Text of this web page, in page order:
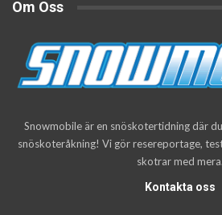
Om Oss
Snowmobile är en snöskotertidning där
snöskoteråkning! Vi gör resereportage,
skotrar med mera.
Kontakta oss